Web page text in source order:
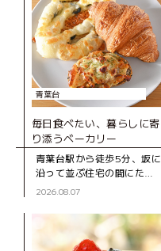
青葉台
毎日食べたい、暮らしに寄
り添うベーカリー
青葉台駅から徒歩5分、坂に
沿って並ぶ住宅の間にたた
ずむ「ブーランジェD316
プンしたベーカリー。木の
ぬくもりを感じる店内のシ
ョー
2026.08.07